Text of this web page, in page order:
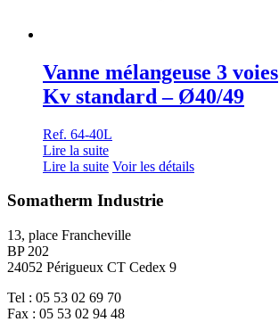
Vanne mélangeuse 3 voies
Kv standard – Ø40/49
Ref. 64-40L
Lire la suite
Lire la suite Voir les détails
Somatherm Industrie
13, place Francheville
BP 202
24052 Périgueux CT Cedex 9
Tel : 05 53 02 69 70
Fax : 05 53 02 94 48